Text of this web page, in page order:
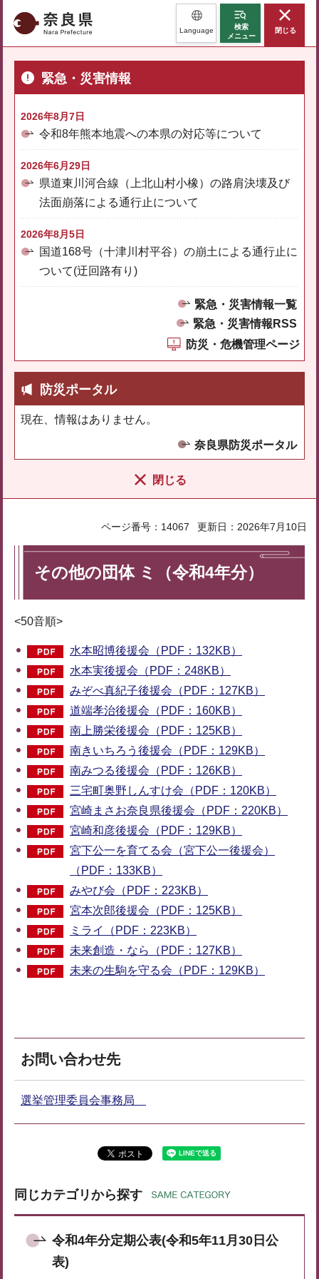
奈良県 Language
検索
メニュー
閉じる
緊急・災害情報
2026年8月7日
令和8年熊本地震への本県の対応等について
2026年6月29日
県道東川河合線（上北山村小橡）の路肩決壊及び
法面崩落による通行止について
2026年8月5日
国道168号（十津川村平谷）の崩土による通行止に
ついて(迂回路有り)
緊急・災害情報一覧
緊急・災害情報RSS
防災・危機管理ページ
防災ポータル
現在、情報はありません。
奈良県防災ポータル
閉じる
ページ番号：14067 更新日：2026年7月10日
その他の団体 ミ（令和4年分）
<50音順>
水本昭博後援会（PDF：132KB）
水本実後援会（PDF：248KB）
みぞべ真紀子後援会（PDF：127KB）
道端孝治後援会（PDF：160KB）
南上勝栄後援会（PDF：125KB）
南きいちろう後援会（PDF：129KB）
南みつる後援会（PDF：126KB）
三宅町奥野しんすけ会（PDF：120KB）
宮崎まさお奈良県後援会（PDF：220KB）
宮崎和彦後援会（PDF：129KB）
宮下公一を育てる会（宮下公一後援会）
（PDF：133KB）
みやび会（PDF：223KB）
宮本次郎後援会（PDF：125KB）
ミライ（PDF：223KB）
未来創造・なら（PDF：127KB）
未来の生駒を守る会（PDF：129KB）
お問い合わせ先
選挙管理委員会事務局
同じカテゴリから探す
令和4年分定期公表(令和5年11月30日公
表)